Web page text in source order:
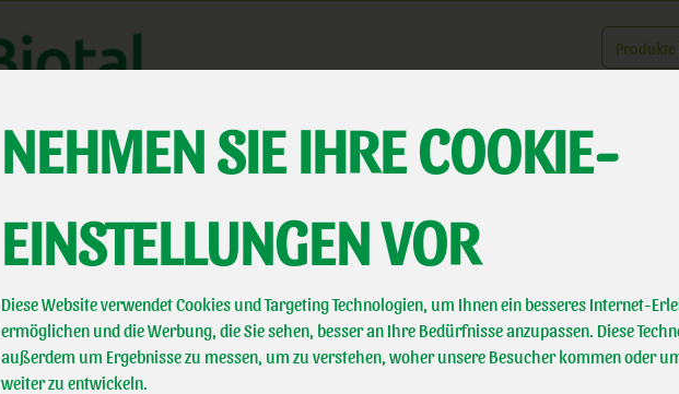
NEHMEN SIE IHRE COOKIE-
EINSTELLUNGEN VOR
Diese Website verwendet Cookies und Targeting Technologien, um Ihnen ein besseres Internet-
ermöglichen und die Werbung, die Sie sehen, besser an Ihre Bedürfnisse anzupassen. Diese
außerdem um Ergebnisse zu messen, um zu verstehen, woher unsere Besucher kommen oder
weiter zu entwickeln.
Produkt
Über uns Landwirtschaft Direktvermarktung Biotal erleben
Polenta Maisgries
Klingt italienisch ist aber auf deutschen Feldern gewaschen.
LAM
Bioland